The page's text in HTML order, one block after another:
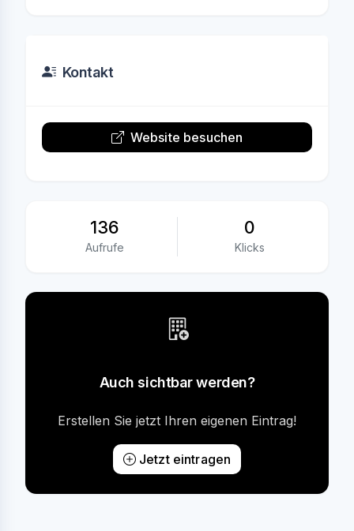
Kontakt
Website besuchen
136
Aufrufe
0
Klicks
Auch sichtbar werden?
Erstellen Sie jetzt Ihren eigenen Eintrag!
Jetzt eintragen